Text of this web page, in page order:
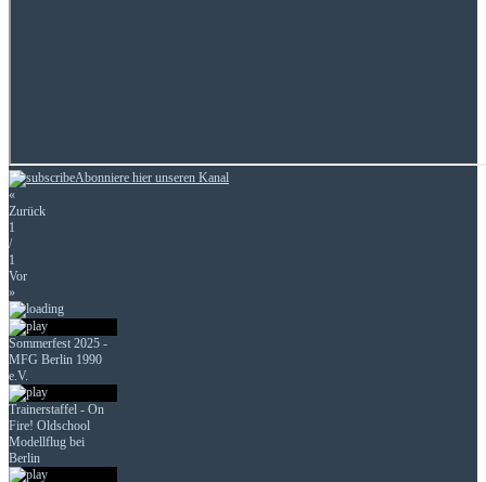
Abonniere hier unseren Kanal
«
Zurück
1
/
1
Vor
»
Sommerfest 2025 -
MFG Berlin 1990
e.V.
Trainerstaffel - On
Fire! Oldschool
Modellflug bei
Berlin